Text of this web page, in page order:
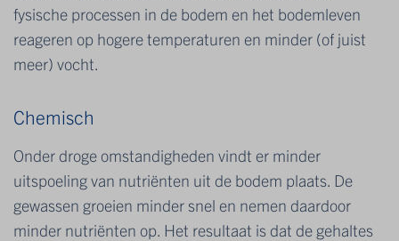
fysische processen in de bodem en het bodemleven
reageren op hogere temperaturen en minder (of juist
meer) vocht.
Chemisch
Onder droge omstandigheden vindt er minder
uitspoeling van nutriënten uit de bodem plaats. De
gewassen groeien minder snel en nemen daardoor
minder nutriënten op. Het resultaat is dat de gehaltes